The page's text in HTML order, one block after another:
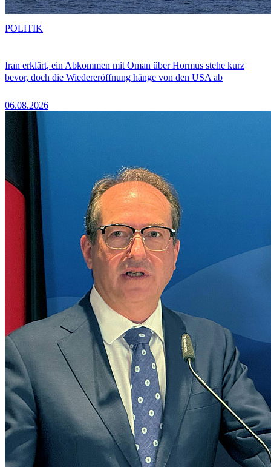
Iran erklärt, ein Abkommen mit Oman über Hormus stehe kurz
bevor, doch die Wiedereröffnung hänge von den USA ab
06.08.2026
POLITIK